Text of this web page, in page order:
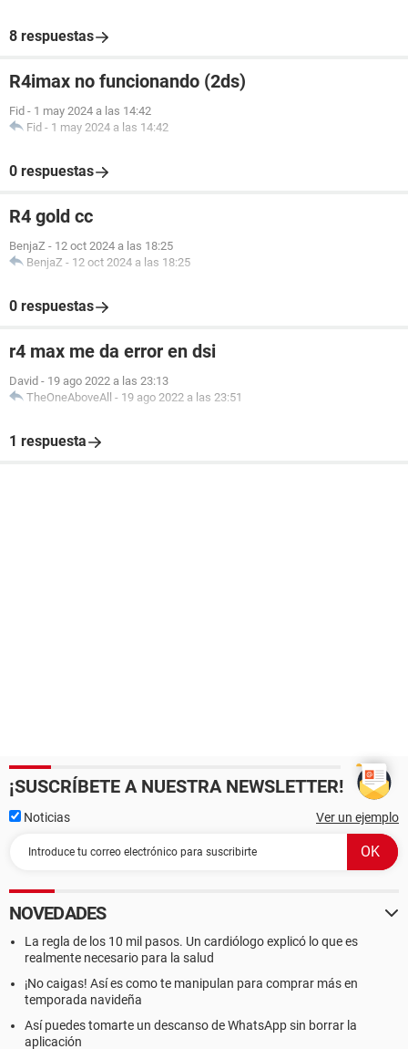
8 respuestas
R4imax no funcionando (2ds)
Fid - 1 may 2024 a las 14:42
Fid - 1 may 2024 a las 14:42
0 respuestas
R4 gold cc
BenjaZ - 12 oct 2024 a las 18:25
BenjaZ - 12 oct 2024 a las 18:25
0 respuestas
r4 max me da error en dsi
David - 19 ago 2022 a las 23:13
TheOneAboveAll - 19 ago 2022 a las 23:51
1 respuesta
¡SUSCRÍBETE A NUESTRA NEWSLETTER!
Noticias Ver un ejemplo
NOVEDADES
La regla de los 10 mil pasos. Un cardiólogo explicó lo que es
realmente necesario para la salud
¡No caigas! Así es como te manipulan para comprar más en
temporada navideña
Así puedes tomarte un descanso de WhatsApp sin borrar la
aplicación